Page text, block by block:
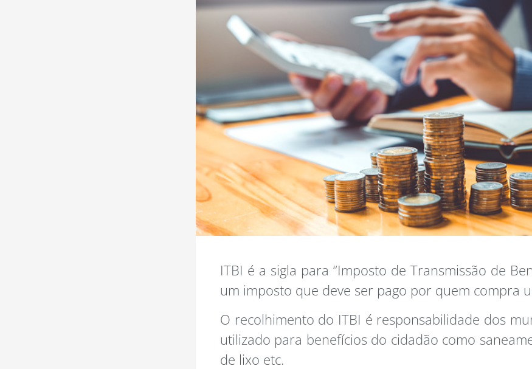
ITBI é a sigla para “Imposto de Transmissão de
um imposto que deve ser pago por quem compra
O recolhimento do ITBI é responsabilidade dos
utilizado para benefícios do cidadão como
de lixo etc.